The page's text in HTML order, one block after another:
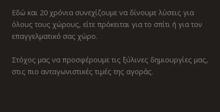
Εδώ και 20 χρόνια συνεχίζουμε να δίνουμε λύσεις για
όλους τους χώρους, είτε πρόκειται για το σπίτι ή για τον
επαγγελματικό σας χώρο.
Στόχος μας να προσφέρουμε τις ξύλινες δημιουργίες μας,
στις πιο ανταγωνιστικές τιμές της αγοράς.